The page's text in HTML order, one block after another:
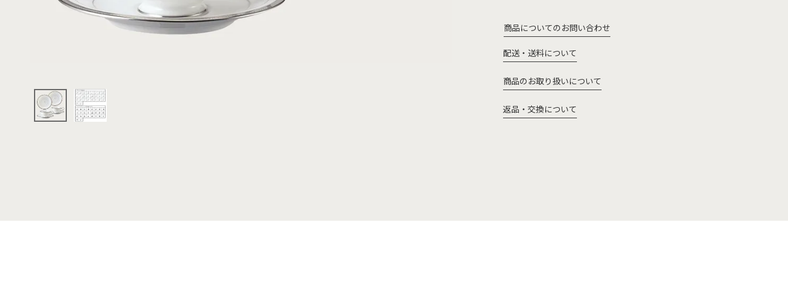
商品についてのお問い合わせ
配送・送料について
商品のお取り扱いについて
返品・交換について